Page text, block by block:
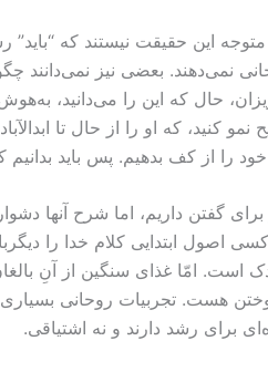
این حقیقت نیستند که “باید”
نمی‌دهند. بعضی نیز نمی‌دانند
حال که این را می‌دانید، به‌هوش
را از کف بدهیم. پس باید بدانیم
برای گفتن داریم، اما شرح
اصول ابتدایی کلام خدا را
است. امّا غذای سنگین از آنِ
مطالب بسیاری برای آموختن هست.
برای رشد دارند و نه اشتیاقی.